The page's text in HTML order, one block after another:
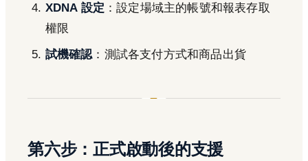
XDNA 設定 ：設定場域主的帳號和報表存取
權限
試機確認：測試各支付方式和商品出貨
第六步：正式啟動後的支援